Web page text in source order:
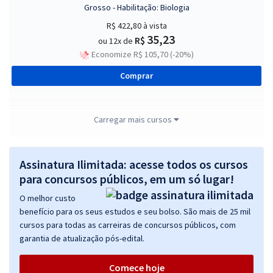
Grosso - Habilitação: Biologia
R$ 422,80à vista
ou 12x de R$ 35,23
Economize R$ 105,70 (-20%)
Comprar
Mato Grosso - Professor de Educação Básica do Estado de Mato
Grosso/ Habilitação: Química
R$ 422,80à vista
ou 12x de R$35,23
Economize R$ 105,70 (-20%)
Comprar
Carregar mais cursos
Assinatura Ilimitada: acesse todos os cursos
para concursos públicos, em um só lugar!
O melhor custo
benefício para os seus estudos e seu bolso. São mais de 25 mil
cursos para todas as carreiras de concursos públicos, com
garantia de atualização pós-edital.
Comece hoje